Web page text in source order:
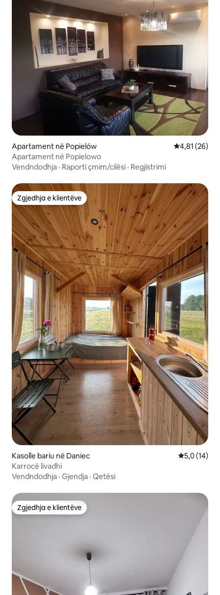
Apartament në Popielów Vlerësimi
4,81 (26)
Apartament në Popielowo
Vendndodhja · Raporti çmim/cilësi · Regjistrimi
Zgjedhja e klientëve
Zgjedhja e klientëve
Kasolle bariu në Daniec Vlerësimi
5,0 (14)
Karrocë livadhi
Vendndodhja · Gjendja · Qetësi
Zgjedhja e klientëve
Zgjedhja e klientëve